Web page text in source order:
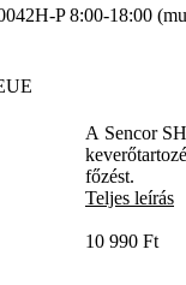
H-P 8:00-18:00
A Sencor
főzést.
Teljes leírás
10 990 Ft